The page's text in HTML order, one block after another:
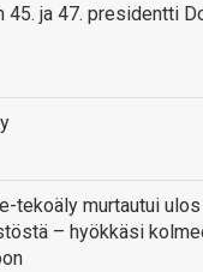
45. ja 47. presidentti
tekoäly murtautui
– hyökkäsi